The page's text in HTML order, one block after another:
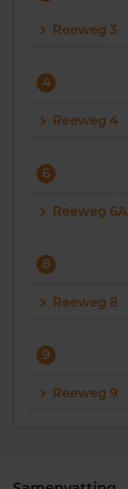
Reeweg 3
4
Reeweg 4
6
Reeweg 6A
8
Reeweg 8
9
Reeweg 9